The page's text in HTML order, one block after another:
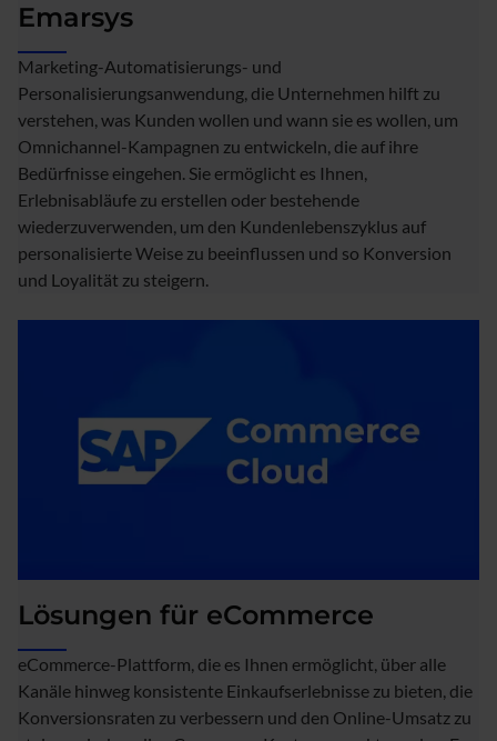
Emarsys
Marketing-Automatisierungs- und
Personalisierungsanwendung, die Unternehmen hilft zu
verstehen, was Kunden wollen und wann sie es wollen, um
Omnichannel-Kampagnen zu entwickeln, die auf ihre
Bedürfnisse eingehen. Sie ermöglicht es Ihnen,
Erlebnisabläufe zu erstellen oder bestehende
wiederzuverwenden, um den Kundenlebenszyklus auf
personalisierte Weise zu beeinflussen und so Konversion
und Loyalität zu steigern.
Lösungen für eCommerce
eCommerce-Plattform, die es Ihnen ermöglicht, über alle
Kanäle hinweg konsistente Einkaufserlebnisse zu bieten, die
Konversionsraten zu verbessern und den Online-Umsatz zu